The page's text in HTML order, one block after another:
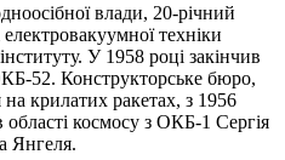
влади, 20-річний
техніки
У 1958 році закінчив
52. Конструкторське бюро,
на крилатих ракетах, з 1956
космосу з ОКБ-1 Сергія
Янгеля.